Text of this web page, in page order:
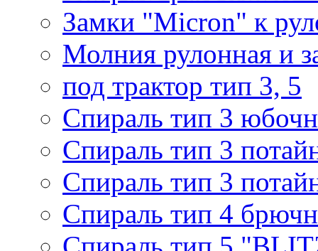
Замки "Micron" к
Молния рулонная и
под трактор тип 3, 5
Спираль тип 3
Спираль тип 3
Спираль тип 3
Спираль тип 4